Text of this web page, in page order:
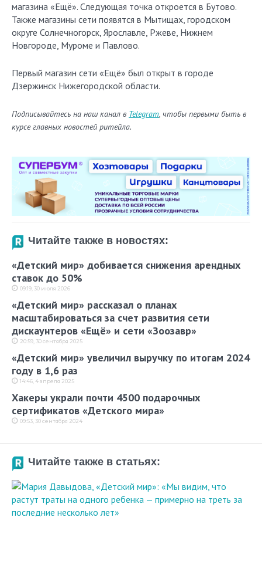
магазина «Ещё». Следующая точка откроется в Бутово.
Также магазины сети появятся в Мытищах, городском
округе Солнечногорск, Ярославле, Ржеве, Нижнем
Новгороде, Муроме и Павлово.
Первый магазин сети «Ещё» был открыт в городе
Дзержинск Нижегородской области.
Подписывайтесь на наш канал в Telegram, чтобы первыми быть в
курсе главных новостей ритейла.
Читайте также в новостях:
«Детский мир» добивается снижения арендных
ставок до 50%
09:19, 30 июля 2026
«Детский мир» рассказал о планах
масштабироваться за счет развития сети
дискаунтеров «Ещё» и сети «Зоозавр»
20:59, 30 сентября 2025
«Детский мир» увеличил выручку по итогам 2024
году в 1,6 раз
14:46, 4 апреля 2025
Хакеры украли почти 4500 подарочных
сертификатов «Детского мира»
09:53, 30 сентября 2024
Читайте также в статьях: